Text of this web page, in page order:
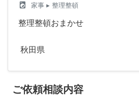
local_laundry_service 家事 ▸ 整理整頓
整理整頓おまかせ
秋田県
ご依頼相談内容